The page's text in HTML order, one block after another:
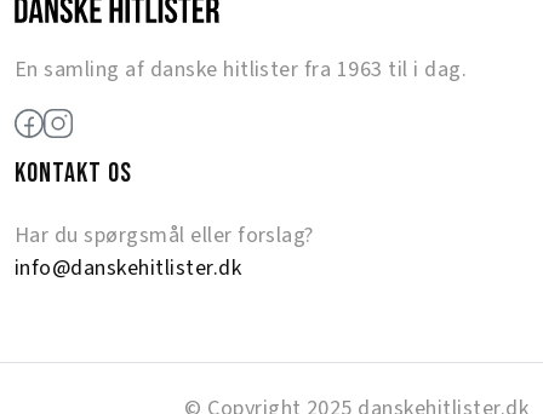
En samling af danske hitlister fra 1963 til i dag.
KONTAKT OS
Har du spørgsmål eller forslag?
info@danskehitlister.dk